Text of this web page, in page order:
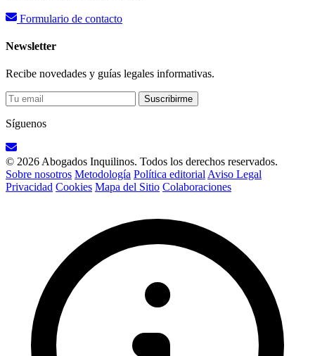
Formulario de contacto
Newsletter
Recibe novedades y guías legales informativas.
Suscribirme
Síguenos
© 2026 Abogados Inquilinos. Todos los derechos reservados.
Sobre nosotros Metodología Política editorial Aviso Legal
Privacidad Cookies Mapa del Sitio Colaboraciones